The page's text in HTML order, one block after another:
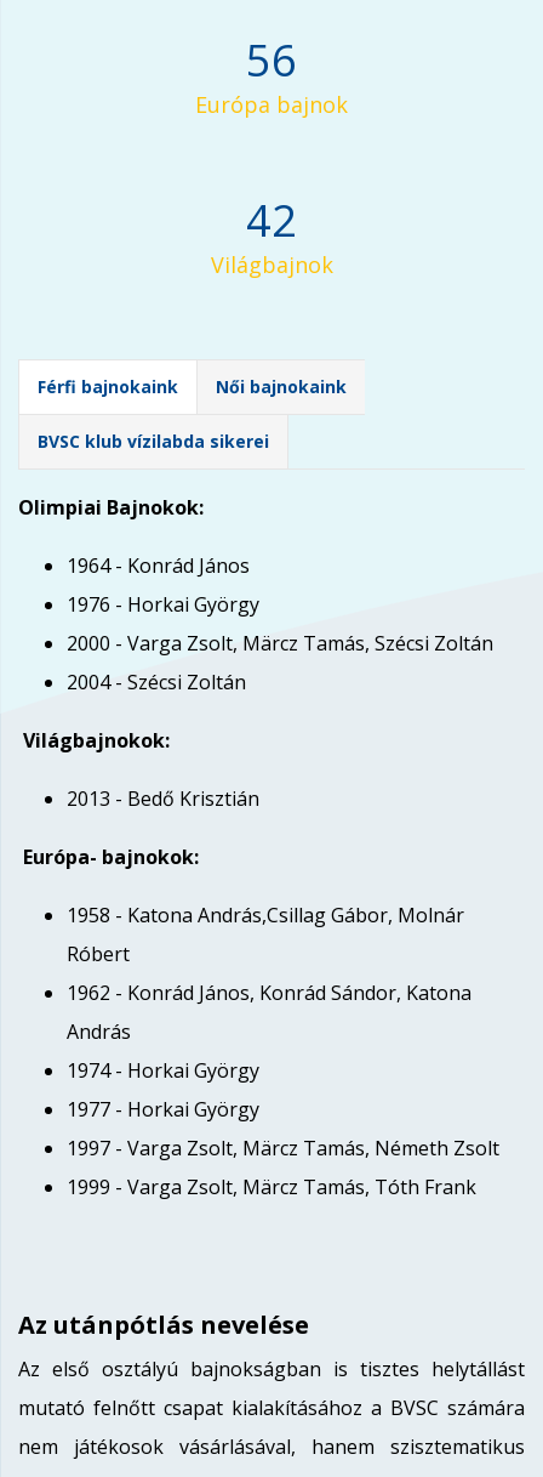
56
Európa bajnok
42
Világbajnok
Férfi bajnokaink Női bajnokaink
BVSC klub vízilabda sikerei
Olimpiai Bajnokok:
1964 - Konrád János
1976 - Horkai György
2000 - Varga Zsolt, Märcz Tamás, Szécsi Zoltán
2004 - Szécsi Zoltán
Világbajnokok:
2013 - Bedő Krisztián
Európa- bajnokok:
1958 - Katona András,Csillag Gábor, Molnár
Róbert
1962 - Konrád János, Konrád Sándor, Katona
András
1974 - Horkai György
1977 - Horkai György
1997 - Varga Zsolt, Märcz Tamás, Németh Zsolt
1999 - Varga Zsolt, Märcz Tamás, Tóth Frank
Az utánpótlás nevelése
Az első osztályú bajnokságban is tisztes helytállást
mutató felnőtt csapat kialakításához a BVSC számára
nem játékosok vásárlásával, hanem szisztematikus